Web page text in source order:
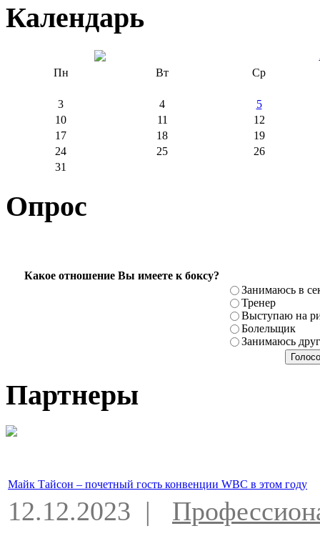
Календарь
Пн
Вт Ср
3 4
5
10
11
12
17
18
19
24
25
26
31
Опрос
Какое отношение Вы имеете к боксу?
Занимаюсь в
Тренер
Выступаю на
Болельщик
Занимаюсь
Партнеры
Майк Тайсон – почетный гость конвенции WBC в этом году
12.12.2023 |